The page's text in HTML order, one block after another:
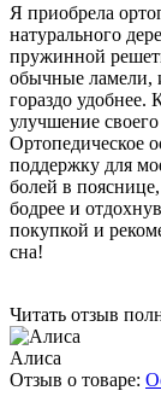
Я приобрела
натурального
пружинной
обычные ламели,
гораздо удобнее.
улучшение
Ортопедическое
поддержку для
болей в
бодрее и
покупкой и
сна!
Читать отзыв
Алиса
Отзыв о товаре: